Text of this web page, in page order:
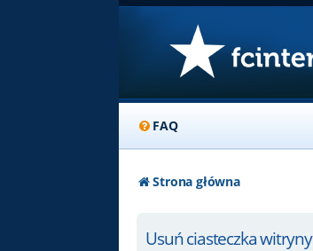
FAQ
Strona główna
Usuń ciasteczka witryny